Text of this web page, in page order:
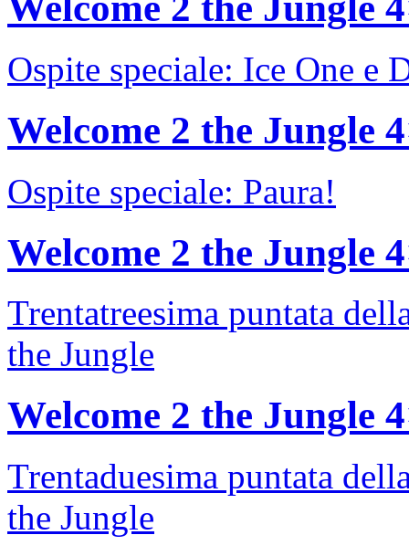
Ospite speciale: Ice One e
Welcome 2 the Jungle
Ospite speciale: Paura!
Welcome 2 the Jungle
Trentatreesima puntata
the Jungle
Welcome 2 the Jungle
Trentaduesima puntata
the Jungle